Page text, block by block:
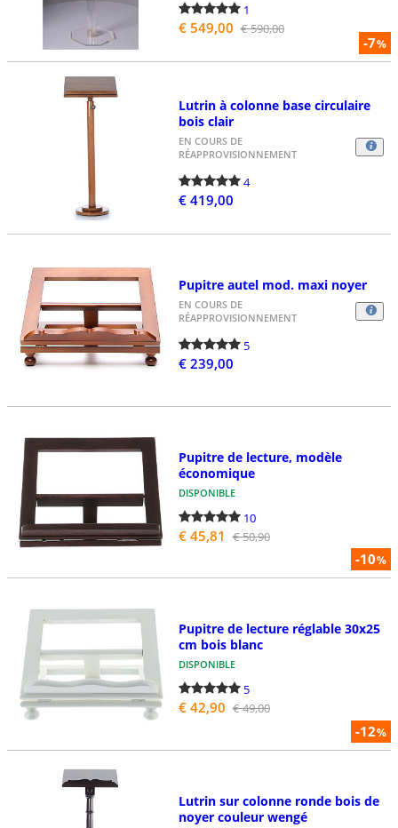
-7%
1
€ 549,00 € 590,00
Lutrin à colonne base circulaire
bois clair
EN COURS DE
RÉAPPROVISIONNEMENT
4
€ 419,00
Pupitre autel mod. maxi noyer
EN COURS DE
RÉAPPROVISIONNEMENT
5
€ 239,00
-10%
Pupitre de lecture, modèle
économique
DISPONIBLE
10
€ 45,81 € 50,90
-12%
Pupitre de lecture réglable 30x25
cm bois blanc
DISPONIBLE
5
€ 42,90 € 49,00
Lutrin sur colonne ronde bois de
noyer couleur wengé